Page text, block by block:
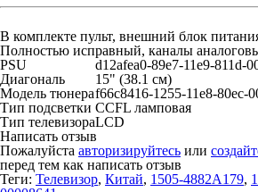
В комплекте пульт, внешний блок
Полностью исправный, каналы
PSU
d12afea0-89e7-11e9-811d-
Диагональ
15" (38.1 см)
Модель тюнераf66c8416-1255-11e8-80ec-
Тип подсветки CCFL ламповая
Тип телевизораLCD
Написать отзыв
Пожалуйста авторизируйтесь или
перед тем как написать отзыв
Теги: Телевизор, Китай, 1505-4882A179,